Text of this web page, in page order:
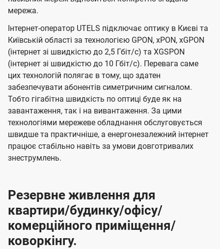
мережа.
Інтернет-оператор UTELS підключає оптику в Києві та
Київській області за технологією GPON, xPON, xGPON
(інтернет зі швидкістю до 2,5 Гбіт/с) та XGSPON
(інтернет зі швидкістю до 10 Гбіт/с). Перевага саме
цих технологій полягає в тому, що здатен
забезпечувати абонентів симетричним сигналом.
Тобто гігабітна швидкість по оптиці буде як на
завантаження, так і на вивантаження. За цими
технологіями мережеве обладнання обслуговується
швидше та практичніше, а енергонезалежний інтернет
працює стабільно навіть за умови довготривалих
знеструмлень.
Резервне живлення для
квартири/будинку/офісу/
комерційного приміщення/
коворкінгу.